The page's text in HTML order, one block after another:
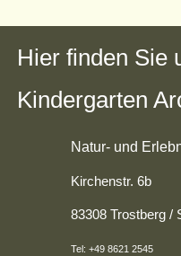
Hier finden Sie
Kindergarten
Natur- und
Kirchenstr. 6b
83308 Trostberg /
Tel: +49 8621 2545